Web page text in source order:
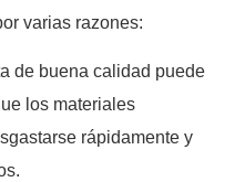
varias razones:
de buena calidad puede
los materiales
rápidamente y